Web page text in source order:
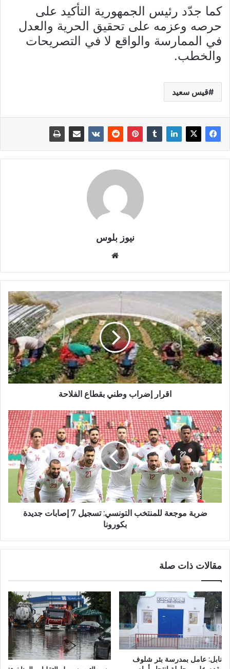
كما جدّد رئيس الجمهورية التأكيد على
حرصه وعزمه على تحقيق الحرية والعدل
في الممارسة والواقع لا في التصريحات
والخطب.
قيس سعيد
نيوز بلوس
اقرار إضراب وطني بقطاع الفلاحة
ضربة موجعة للمنتخب التونسي: تسجيل 7 إصابات جديدة
بكورونا
مقالات ذات صلة
نابل: عامل بمدرسة بئر شلوف